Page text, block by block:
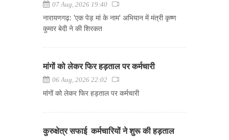
07 Aug, 2026 19:40
नारायणगढ़: 'एक पेड़ मां के नाम' अभियान में मंत्री कृष्ण
कुमार बेदी ने की शिरकत
मांगों को लेकर फिर हड़ताल पर कर्मचारी
06 Aug, 2026 22:02
मांगों को लेकर फिर हड़ताल पर कर्मचारी
कुरुक्षेत्र सफाई कर्मचारियों ने शुरू की हड़ताल